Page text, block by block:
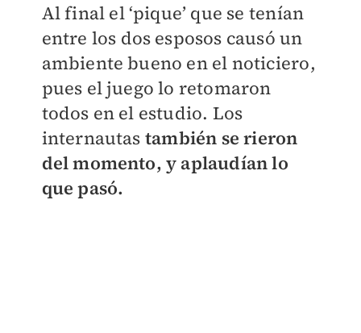
Al final el ‘pique’ que se tenían
entre los dos esposos causó un
ambiente bueno en el noticiero,
pues el juego lo retomaron
todos en el estudio. Los
internautas también se rieron
del momento, y aplaudían lo
que pasó.